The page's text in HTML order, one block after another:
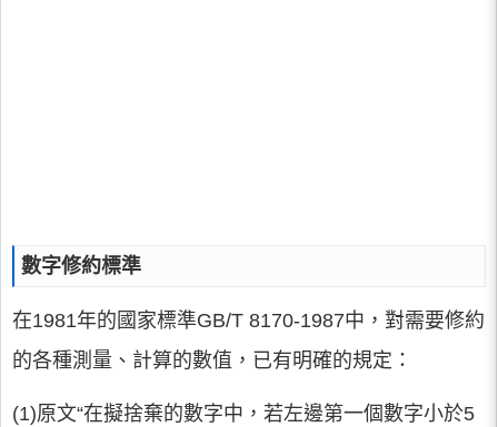
數字修約標準
在1981年的國家標準GB/T 8170-1987中，對需要修約
的各種測量、計算的數值，已有明確的規定：
(1)原文“在擬捨棄的數字中，若左邊第一個數字小於5